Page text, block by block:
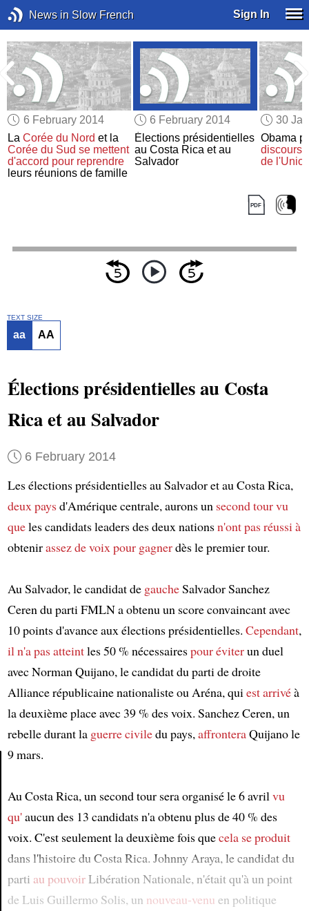
News in Slow French Sign In
6 February 2014
LaCorée du Nord et la
Corée du Sud se mettent
d'accord pour reprendre
leurs réunions de famille
6 February 2014
Élections présidentielles
au Costa Rica et au
Salvador
30
Obama
discours
de
Article
TEXT SIZE
aa AA
Élections présidentielles au Costa
Rica et au Salvador
6 February 2014
Les élections présidentielles au Salvador et au Costa Rica,
deux paysd'Amérique centrale, aurons un second tourvu
queles candidats leaders des deux nationsn'ont pas réussi à
obtenirassez de voixpour gagnerdès le premier tour.
Au Salvador, le candidat de gaucheSalvador Sanchez
Ceren du parti FMLN a obtenu un score convaincant avec
10 points d'avance aux élections présidentielles. Cependant,
il n'a pas atteintles 50 % nécessairespour éviterun duel
avec Norman Quijano, le candidat du parti de droite
Alliance républicaine nationaliste ou Aréna, quiest arrivéà
la deuxième place avec 39 % des voix. Sanchez Ceren, un
rebelle durant la guerre civiledu pays,affronteraQuijano le
9 mars.
Au Costa Rica, un second tour sera organisé le 6 avrilvu
qu'aucun des 13 candidats n'a obtenu plus de 40 % des
voix. C'est seulement la deuxième fois quecela se produit
dans l'histoire du Costa Rica. Johnny Araya, le candidat du
parti au pouvoirLibération Nationale, n'était qu'à un point
de Luis Guillermo Solis, un nouveau-venu en politique